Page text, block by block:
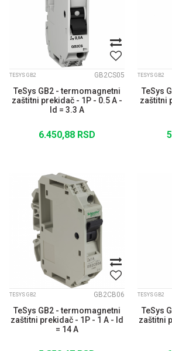
TESYS GB2 GB2CS05
TeSys GB2 - termomagnetni
zaštitni prekidač - 1P - 0.5 A -
Id = 3.3 A
6.450,88 RSD
TESYS GB2
TeSys
zaštitni
TESYS GB2 GB2CB06
TeSys GB2 - termomagnetni
zaštitni prekidač - 1P - 1 A - Id
= 14 A
TESYS GB2
TeSys
zaštitni